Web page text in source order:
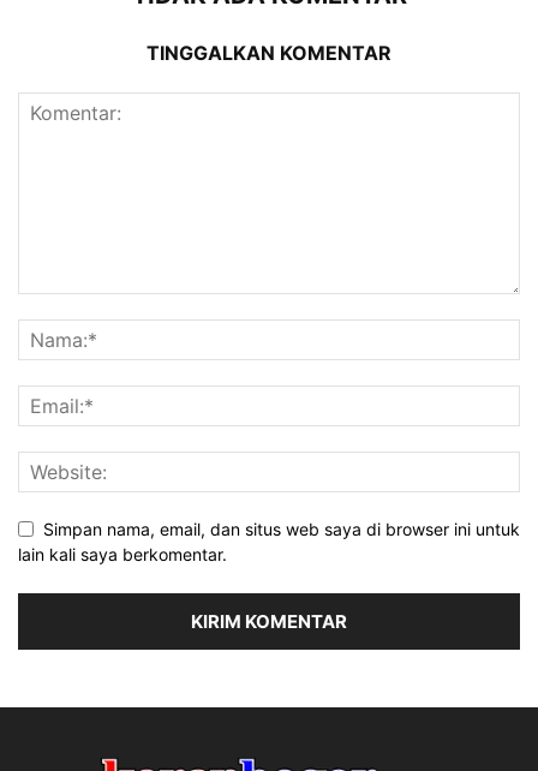
TINGGALKAN KOMENTAR
Simpan nama, email, dan situs web saya di browser ini untuk
lain kali saya berkomentar.